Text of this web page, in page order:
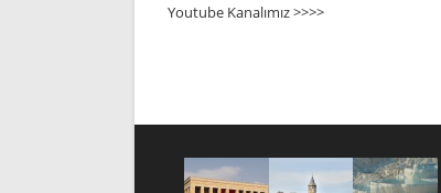
Youtube Kanalımız >>>>